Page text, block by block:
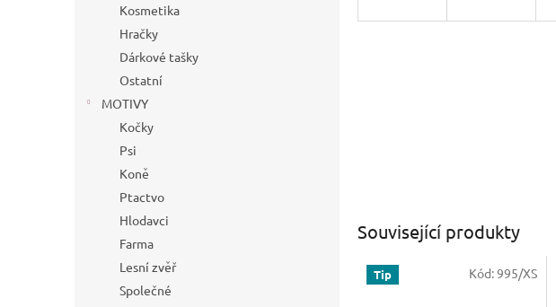
Kosmetika
Hračky
Dárkové tašky
Ostatní
MOTIVY
Kočky
Psi
Koně
Ptactvo
Hlodavci
Farma
Lesní zvěř
Společné
Související produkty
Tip Kód:995/XS